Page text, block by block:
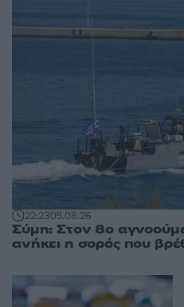
22:2305.08.26
Σύμη: Στον 8ο
ανήκει η σορός που